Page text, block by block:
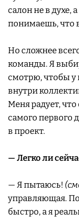
салон не в
понимаешь, что
Но сложнее
команды. Я
смотрю, чтобы у
внутри
Меня радует,
самого первого
в проект.
— Легко ли
— Я пытаюсь!
управляющая.
быстро, а я